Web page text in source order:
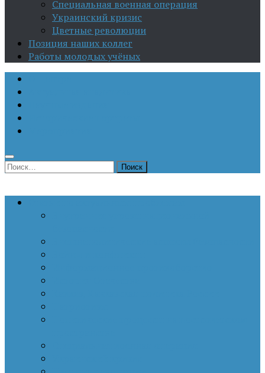
Специальная военная операция
Украинский кризис
Цветные революции
Позиция наших коллег
Работы молодых учёных
Найти: